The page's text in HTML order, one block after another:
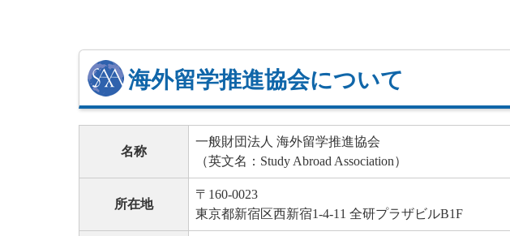
海外留学推進協会について
名称
一般財団法人 海外留学推進協会
（英文名：Study Abroad Association）
所在地
〒160-0023
東京都新宿区西新宿1-4-11 全研プラザビルB1F